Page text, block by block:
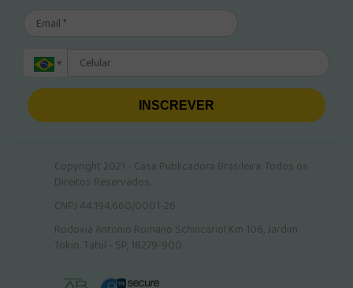
INSCREVER
Copyright 2021 - Casa Publicadora Brasileira. Todos os
Direitos Reservados.
CNPJ 44.194.660/0001-26.
Rodovia Antonio Romano Schincariol Km 106, Jardim
Tokio. Tatuí - SP, 18279-900